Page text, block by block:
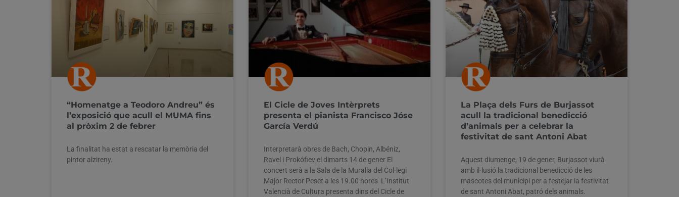
“Homenatge a Teodoro Andreu” és
l’exposició que acull el MUMA fins
al pròxim 2 de febrer
La finalitat ha estat a rescatar la memòria del
pintor alzireny.
El Cicle de Joves Intèrprets
presenta el pianista Francisco Jóse
García Verdú
Interpretarà obres de Bach, Chopin, Albéniz,
Ravel i Prokófiev el dimarts 14 de gener El
concert serà a la Sala de la Muralla del Col·legi
Major Rector Peset a les 19.00 hores L’Institut
Valencià de Cultura presenta dins del Cicle de
La Plaça dels Furs de Burjassot
acull la tradicional benedicció
d’animals per a celebrar la
festivitat de sant Antoni Abat
Aquest diumenge, 19 de gener, Burjassot viurà
amb il·lusió la tradicional benedicció de les
mascotes del municipi per a festejar la festivitat
de sant Antoni Abat, patró dels animals.